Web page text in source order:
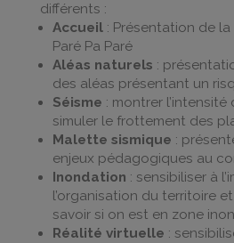
différents :
Accueil : Présentation de la
Paré Pa Paré
Aléas naturels :
des aléas présentant un
Séisme : montrer l’intensité
simuler le frottement des
Malette sismique :
enjeux pédagogiques au
Inondation : sensibiliser à
l’organisation du territoire
savoir si on est en zone
Réalité virtuelle :